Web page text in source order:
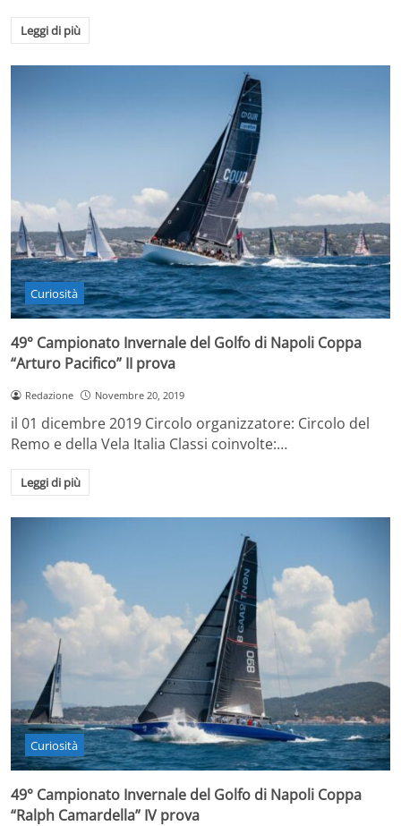
Leggi di più
Curiosità
49° Campionato Invernale del Golfo di Napoli Coppa
“Arturo Pacifico” II prova
Redazione Novembre 20, 2019
il 01 dicembre 2019 Circolo organizzatore: Circolo del
Remo e della Vela Italia Classi coinvolte:…
Leggi di più
Curiosità
49° Campionato Invernale del Golfo di Napoli Coppa
“Ralph Camardella” IV prova